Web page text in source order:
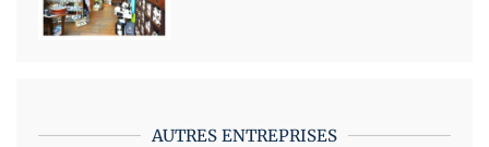
AUTRES ENTREPRISES